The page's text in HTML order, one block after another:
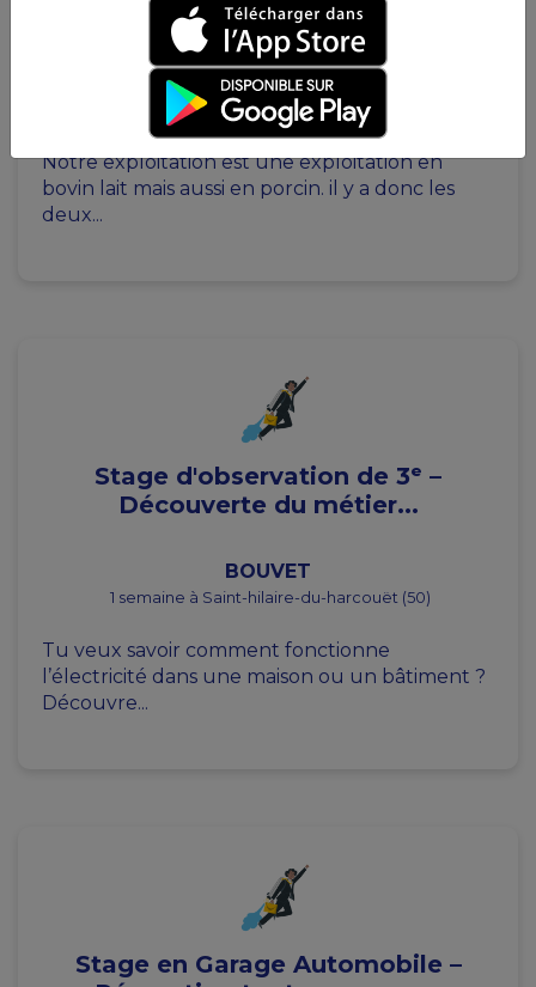
Agriculteur
GAEC RECONNU DES VRINIERES
1 semaine à La ferté macé (61)
Notre exploitation est une exploitation en
bovin lait mais aussi en porcin. il y a donc les
deux...
Stage d'observation de 3ᵉ –
Découverte du métier...
BOUVET
1 semaine à Saint-hilaire-du-harcouët (50)
Tu veux savoir comment fonctionne
l’électricité dans une maison ou un bâtiment ?
Découvre...
Stage en Garage Automobile –